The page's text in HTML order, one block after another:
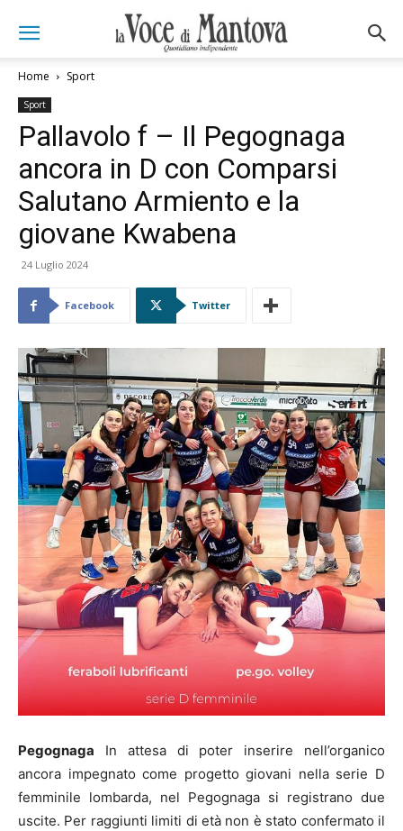
Home Sport
Sport
Pallavolo f – Il Pegognaga
ancora in D con Comparsi
Salutano Armiento e la
giovane Kwabena
24 Luglio 2024
Facebook Twitter
Pegognaga In attesa di poter inserire nell’organico
ancora impegnato come progetto giovani nella serie D
femminile lombarda, nel Pegognaga si registrano due
uscite. Per raggiunti limiti di età non è stato confermato il